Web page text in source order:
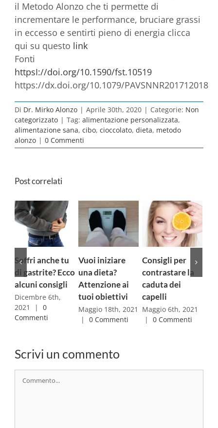
il Metodo Alonzo che ti permette di
incrementare le performance, bruciare grassi
in eccesso e sentirti pieno di energia clicca
qui su questo link
Fonti
httpsI://doi.org/10.1590/fst.10519
https://dx.doi.org/10.1079/PAVSNNR201712018
Di Dr. Mirko Alonzo | Aprile 30th, 2020 | Categorie: Non
categorizzato | Tag: alimentazione personalizzata,
alimentazione sana, cibo, cioccolato, dieta, metodo
alonzo | 0 Commenti
Post correlati
anche tu
Ecco
consigli
6th,
Vuoi iniziare
una dieta?
Attenzione ai
tuoi obiettivi
Maggio 18th, 2021
|
0 Commenti
Consigli per
contrastare la
caduta dei
capelli
Maggio 6th, 2021
| 0 Commenti
Asse
microbiota-
intestino-
attività
Aprile 29th,
Scrivi un commento
Commento